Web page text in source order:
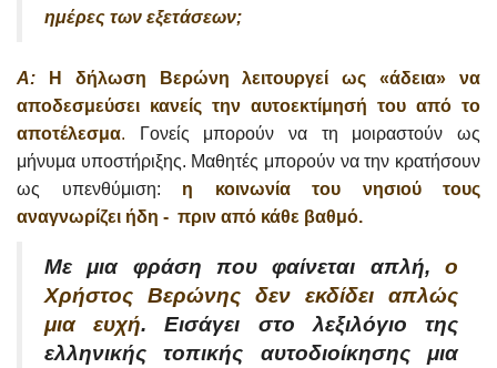
ημέρες των εξετάσεων;
A:
Η δήλωση Βερώνη λειτουργεί ως «άδεια» να
αποδεσμεύσει κανείς την αυτοεκτίμησή του από το
αποτέλεσμα. Γονείς μπορούν να τη μοιραστούν ως
μήνυμα υποστήριξης. Μαθητές μπορούν να την κρατήσουν
ως υπενθύμιση: η κοινωνία του νησιού τους
αναγνωρίζει ήδη - πριν από κάθε βαθμό.
Με μια φράση που φαίνεται απλή, ο
Χρήστος Βερώνης δεν εκδίδει απλώς
μια ευχή. Εισάγει στο λεξιλόγιο της
ελληνικής τοπικής αυτοδιοίκησης μια